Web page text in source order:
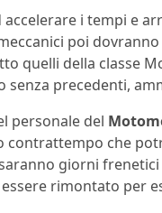
i tempi e
poi
quelli della classe
precedenti,
personale del
contrattempo che
giorni
rimontato per